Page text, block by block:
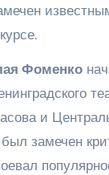
Фоменко
и
замечен